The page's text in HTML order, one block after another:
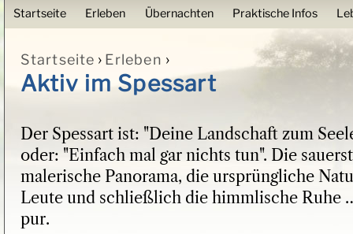
Startseite Erleben Übernachten Praktische Infos
Sie sind hier
Startseite › Erleben ›
Aktiv im Spessart
Der Spessart ist: "Deine Landschaft zum
oder: "Einfach mal gar nichts tun". Die
malerische Panorama, die ursprüngliche
Leute und schließlich die himmlische Ruhe
pur.